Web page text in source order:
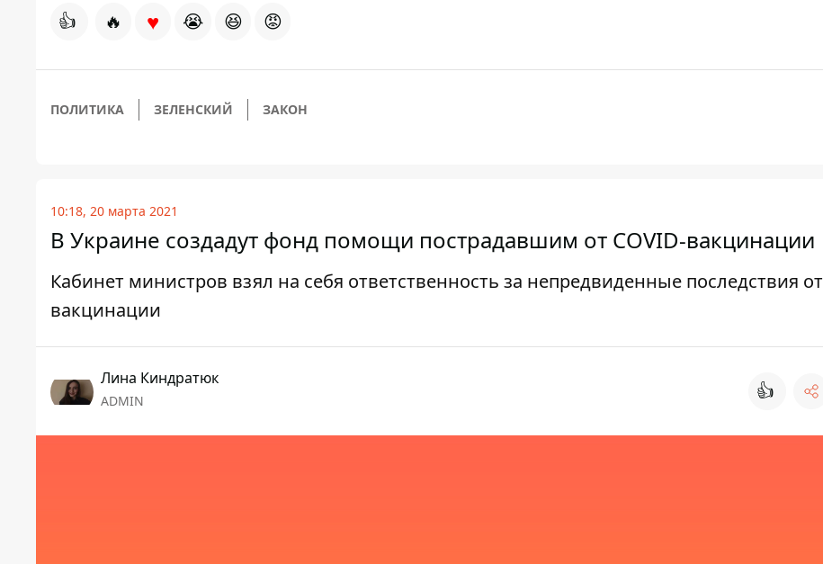
👍 🔥 ♥ 😭 😆 😡
ПОЛИТИКА ЗЕЛЕНСКИЙ ЗАКОН
10:18, 20 марта 2021
В Украине создадут фонд помощи пострадавшим от COVID-вакцинации
Кабинет министров взял на себя ответственность за непредвиденные последствия от
вакцинации
Лина Киндратюк
ADMIN 👍